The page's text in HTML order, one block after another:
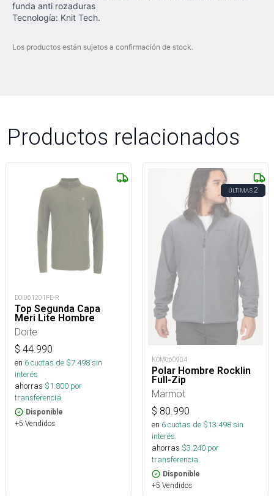
funda anti rozaduras
Tecnología: Knit Tech.
Los productos están sujetos a confirmación de stock.
Productos relacionados
DOI061201FE-R
Top Segunda Capa
Meri Lite Hombre
Doite
$ 44.990
en 6cuotas de $7.498sin
interés
ahorras $1.800 por
transferencia.
Disponible
+5 Vendidos
ÚLTIMAS2
KOM060904
Polar Hombre Rocklin
Full-Zip
Marmot
$ 80.990
en 6cuotas de $13.498sin
interés
ahorras $3.240 por
transferencia.
Disponible
+5 Vendidos